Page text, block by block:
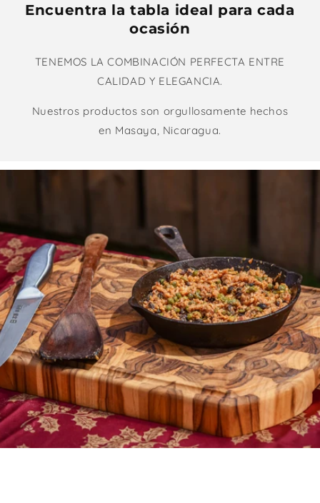
Encuentra la tabla ideal para cada
ocasión
TENEMOS LA COMBINACIÓN PERFECTA ENTRE
CALIDAD Y ELEGANCIA.
Nuestros productos son orgullosamente hechos
en Masaya, Nicaragua.